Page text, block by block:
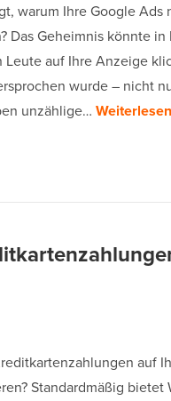
warum Ihre Google Ads
Das Geheimnis könnte in
Leute auf Ihre Anzeige
wurde – nicht
unzählige…
auf
Standardmäßig bietet